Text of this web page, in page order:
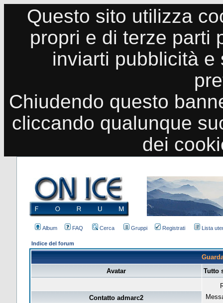
Questo sito utilizza
propri e di terze parti
inviarti pubblicità
Chiudendo questo
cliccando qualunque
dei
Album FAQ Cerca Gruppi Registrati Lista
Indice del forum
Avatar
Tutto
Contatto admarc2